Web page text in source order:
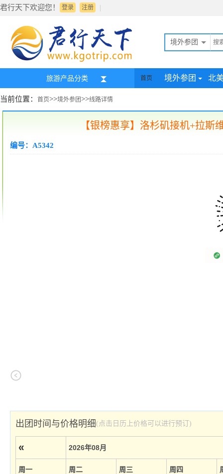
君行天下欢迎您！ 登录 |
注册
境外参团
旅游产品分类 首页 境外参团 北
当前位置： 首页>>境外参团>>线路详情
【银榜惠享】洛杉矶接机+拉
编号：A5342
出团时间与价格明细(点击日历上价格可以进行预订)
« 2026年08月
周一 周二 周三 周四